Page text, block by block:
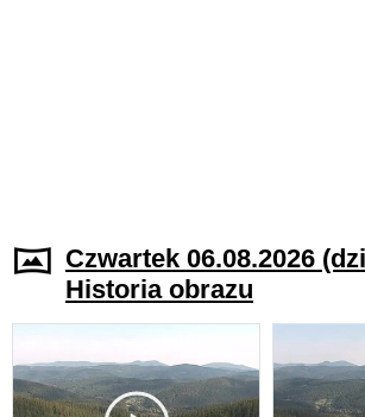
Czwartek 06.08.2026
Historia obrazu